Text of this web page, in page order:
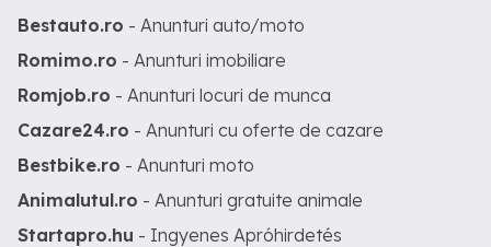
Bestauto.ro - Anunturi auto/moto
Romimo.ro - Anunturi imobiliare
Romjob.ro - Anunturi locuri de munca
Cazare24.ro - Anunturi cu oferte de cazare
Bestbike.ro - Anunturi moto
Animalutul.ro - Anunturi gratuite animale
Startapro.hu - Ingyenes Apróhirdetés